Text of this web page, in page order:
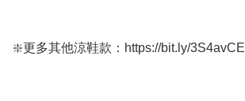
❇️更多其他涼鞋款：https://bit.ly/3S4avCE